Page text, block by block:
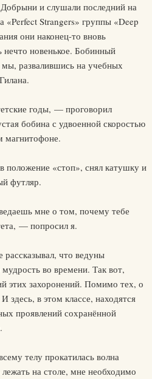
и слушали последний на
«Perfect Strangers» группы «Deep
они наконец-то вновь
нечто новенькое. Бобинный
развалившись на учебных
годы, — проговорил
бобина с удвоенной скоростью
магнитофоне.
положение «стоп», снял катушку и
футляр.
мне о том, почему тебе
— попросил я.
что ведуны
во времени. Так вот,
этих захоронений. Помимо тех, о
здесь, в этом классе, находятся
проявлений сохранённой
телу прокатилась волна
на столе, мне необходимо